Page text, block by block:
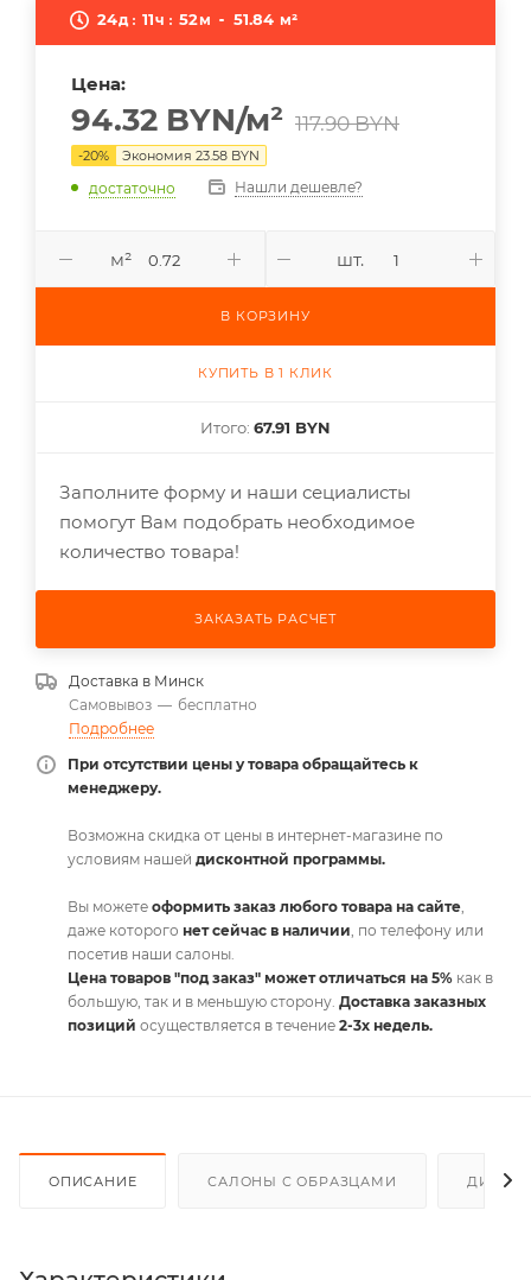
24д 11ч 52м 51.84 м²
Цена:
94.32 BYN/м² 117.90BYN
-20% Экономия 23.58 BYN
достаточно Нашли дешевле?
м² шт.
В КОРЗИНУ
КУПИТЬ В 1 КЛИК
Итого: 67.91 BYN
Заполните форму и наши сециалисты
помогут Вам подобрать необходимое
количество товара!
ЗАКАЗАТЬ РАСЧЕТ
Доставка в Минск
Самовывоз — бесплатно
Подробнее
При отсутствии цены у товара обращайтесь к
менеджеру.
Возможна скидка от цены в интернет-магазине по
условиям нашей дисконтной программы.
Вы можете оформить заказ любого товара на сайте,
даже которого нет сейчас в наличии, по телефону или
посетив наши салоны.
Цена товаров "под заказ" может отличаться на 5% как в
большую, так и в меньшую сторону. Доставка заказных
позиций осуществляется в течение 2-3х недель.
ОПИСАНИЕ САЛОНЫ С ОБРАЗЦАМИ